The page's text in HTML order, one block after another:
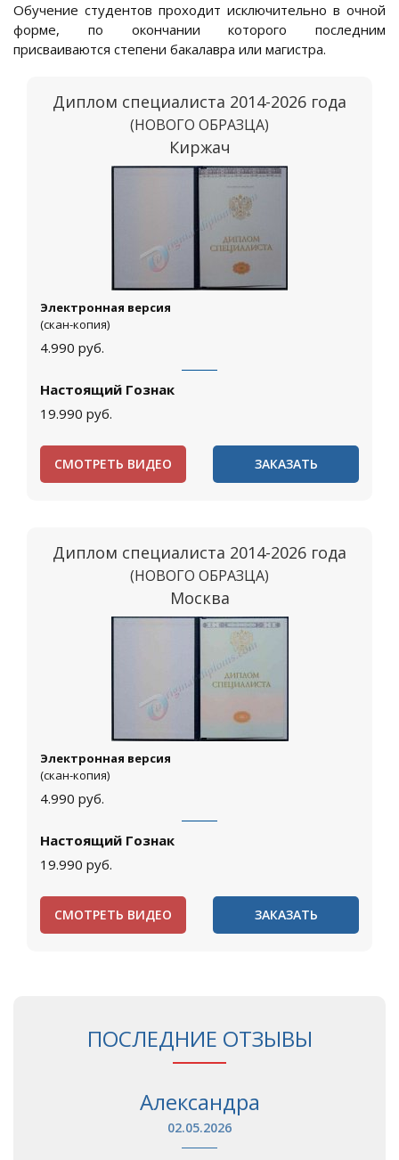
Обучение студентов проходит исключительно в очной
форме, по окончании которого последним
присваиваются степени бакалавра или магистра.
Диплом специалиста 2014-2026 года
(НОВОГО ОБРАЗЦА)
Киржач
Электронная версия
(скан-копия)
4.990 руб.
Настоящий Гознак
19.990 руб.
СМОТРЕТЬ ВИДЕО ЗАКАЗАТЬ
Диплом специалиста 2014-2026 года
(НОВОГО ОБРАЗЦА)
Москва
Электронная версия
(скан-копия)
4.990 руб.
Настоящий Гознак
19.990 руб.
СМОТРЕТЬ ВИДЕО ЗАКАЗАТЬ
ПОСЛЕДНИЕ ОТЗЫВЫ
Александра
02.05.2026